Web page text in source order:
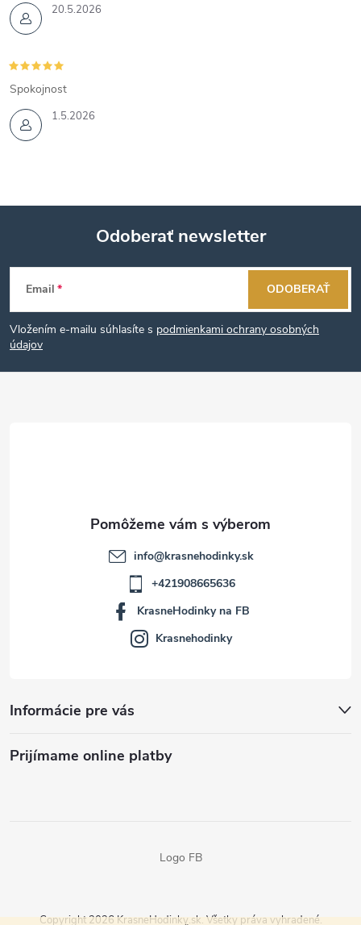
20.5.2026
1.5.2026
Spokojnost
Z
á
p
Odoberať newsletter
Email
Vložením e-mailu súhlasíte s podmienkami ochrany osobných
údajov
ODOBERAŤ
Informácie pre vás
Prijímame online platby
info@krasnehodinky.sk
+421908665636
KrasneHodinky na FB
Krasnehodinky
Logo FB
Copyright 2026 KrasneHodinky.sk. Všetky práva vyhradené.